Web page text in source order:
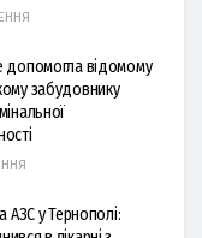
допомогла відомому
забудовнику
АЗС у Тернополі: